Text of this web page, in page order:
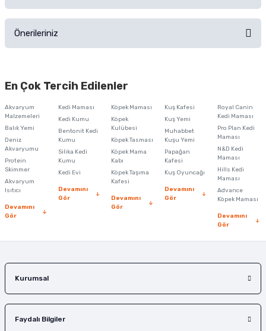
Ürünü Satın Al ve Yorumla
Önerileriniz
iletebilirsiniz.
Ürün resmi kalitesiz, bozuk veya görüntülenemiyor.
Ürün açıklamasında eksik bilgiler bulunuyor.
Ürün bilgilerinde hatalar bulunuyor.
Ürün fiyatı diğer sitelerden daha pahalı.
Bu ürüne benzer farklı alternatifler olmalı.
En Çok Tercih Edilenler
Akvaryum
Malzemeleri
Balık Yemi
Deniz
Akvaryumu
Protein
Skimmer
Akvaryum
Isıtıcı
Devamını
Gör
Kedi Maması
Kedi Kumu
Bentonit Kedi
Kumu
Silika Kedi
Kumu
Kedi Evi
Devamını
Gör
Köpek Maması
Köpek
Kulübesi
Köpek Tasması
Köpek Mama
Kabı
Köpek Taşıma
Kafesi
Devamını
Gör
Kuş Kafesi
Kuş Yemi
Muhabbet
Kuşu Yemi
Papağan
Kafesi
Kuş Oyuncağı
Devamını
Gör
Royal Canin
Kedi Maması
Pro Plan Kedi
Maması
N&D Kedi
Maması
Hills Kedi
Maması
Advance
Köpek Maması
Devamını
Gör
Kurumsal
Faydalı Bilgiler